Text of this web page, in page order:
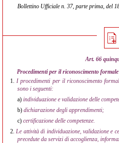
Bollettino Ufficiale n. 37, parte prima, del
Art. 66
Procedimenti per il riconoscimento formale
1. I procedimenti per il riconoscimento
sono i seguenti:
a) individuazione e validazione delle
b) dichiarazione degli apprendimenti;
c) certificazione delle competenze.
2. Le attività di individuazione, validazione e
precedute da servizi di accoglienza,